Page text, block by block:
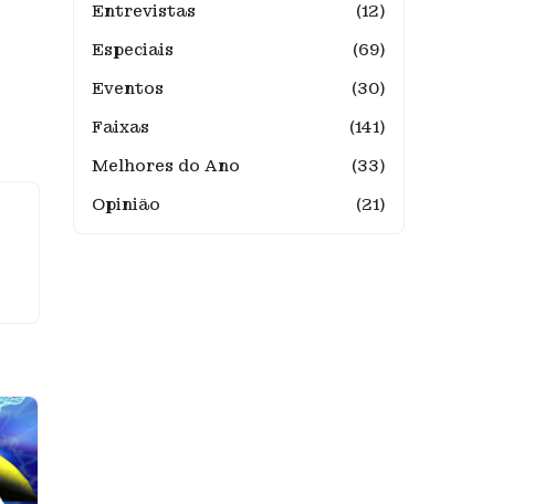
Entrevistas
(12)
Especiais
(69)
Eventos
(30)
Faixas
(141)
Melhores do Ano
(33)
Opinião
(21)